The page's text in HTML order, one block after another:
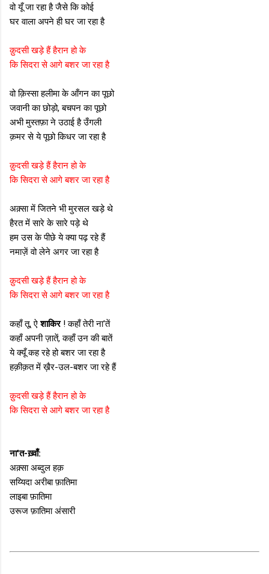
वो यूँ जा रहा है जैसे कि कोई
घर वाला अपने ही घर जा रहा है
क़ुदसी खड़े हैं हैरान हो के
कि सिदरा से आगे बशर जा रहा है
वो क़िस्सा हलीमा के आँगन का पूछो
जवानी का छोड़ो, बचपन का पूछो
अभी मुस्तफ़ा ने उठाई है उँगली
क़मर से ये पूछो किधर जा रहा है
क़ुदसी खड़े हैं हैरान हो के
कि सिदरा से आगे बशर जा रहा है
अक़्सा में जितने भी मुरसल खड़े थे
हैरत में सारे के सारे पड़े थे
हम उस के पीछे ये क्या पढ़ रहे हैं
नमाज़ें वो लेने अगर जा रहा है
क़ुदसी खड़े हैं हैरान हो के
कि सिदरा से आगे बशर जा रहा है
कहाँ तू, ऐशाकिर! कहाँ तेरी ना'तें
कहाँ अपनी ज़ातें, कहाँ उन की बातें
ये क्यूँ कह रहे हो बशर जा रहा है
हक़ीक़त में ख़ैर-उल-बशर जा रहे हैं
क़ुदसी खड़े हैं हैरान हो के
कि सिदरा से आगे बशर जा रहा है
ना'त-ख़्वाँ:
अक़्सा अब्दुल हक़
सय्यिदा अरीबा फ़ातिमा
लाइबा फ़ातिमा
उरूज फ़ातिमा अंसारी